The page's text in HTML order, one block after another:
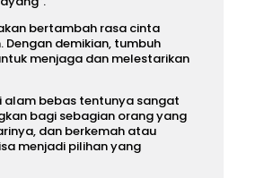
bertambah rasa cinta
Dengan demikian, tumbuh
menjaga dan melestarikan
alam bebas tentunya sangat
bagi sebagian orang yang
dan berkemah atau
menjadi pilihan yang